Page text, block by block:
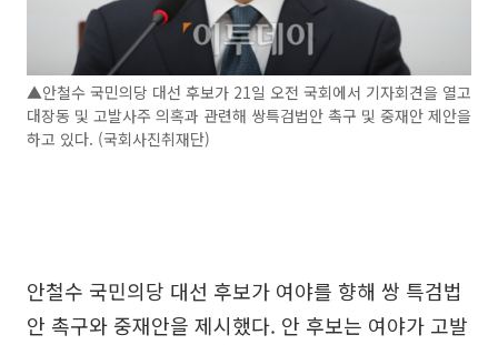
▲안철수 국민의당 대선 후보가 21일 오전 국회에서 기자회견을 열고
대장동 및 고발사주 의혹과 관련해 쌍특검법안 촉구 및 중재안 제안을
하고 있다. (국회사진취재단)
안철수 국민의당 대선 후보가 여야를 향해 쌍 특검법
안 촉구와 중재안을 제시했다. 안 후보는 여야가 고발